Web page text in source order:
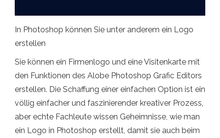
In Photoshop können Sie unter anderem ein Logo
erstellen
Sie können ein Firmenlogo und eine Visitenkarte mit
den Funktionen des Alobe Photoshop Grafic Editors
erstellen. Die Schaffung einer einfachen Option ist ein
völlig einfacher und faszinierender kreativer Prozess,
aber echte Fachleute wissen Geheimnisse, wie man
ein Logo in Photoshop erstellt, damit sie auch beim